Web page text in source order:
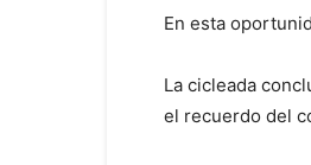
En esta
La cicleada
el recuerdo del